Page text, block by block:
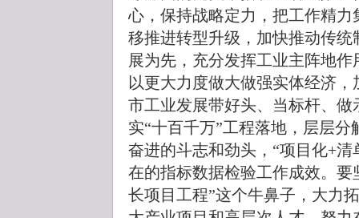
心，保持战略定力，把工作精
移推进转型升级，加快推动传
展为先，充分发挥工业主阵地
以更大力度做大做强实体经济
市工业发展带好头、当标杆、
实“十百千万”工程落地，层层
奋进的斗志和劲头，“项目化+
在的指标数据检验工作成效。
长项目工程”这个牛鼻子，大力